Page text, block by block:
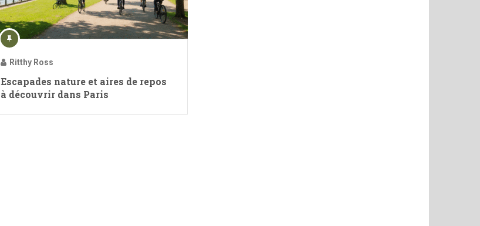
Ritthy Ross
Escapades nature et aires de repos
à découvrir dans Paris